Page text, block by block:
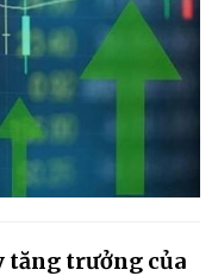
tăng trưởng của